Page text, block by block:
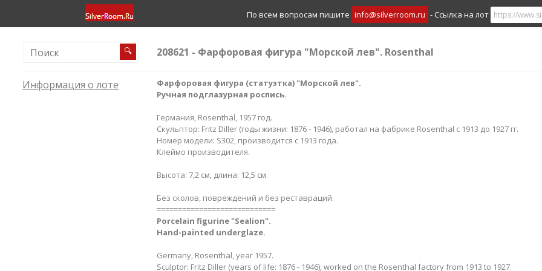
По всем вопросам пишите info@silverroom.ru - Ссылка на лот
🔍 208621 - Фарфоровая фигура "Морской лев". Rosenthal
Информация о лоте Фарфоровая фигура (статуэтка) "Морской лев".
Ручная подглазурная роспись.
Германия, Rosenthal, 1957 год.
Скульптор: Fritz Diller (годы жизни: 1876 - 1946), работал на фабрике Rosenthal с 1913 до 1927 гг.
Номер модели: S302, производится с 1913 года.
Клеймо производителя.
Высота: 7,2 см, длина: 12,5 см.
Без сколов, повреждений и без реставраций.
============================
Porcelain figurine "Sealion".
Hand-painted underglaze.
Germany, Rosenthal, year 1957.
Sculptor: Fritz Diller (years of life: 1876 - 1946), worked on the Rosenthal factory from 1913 to 1927.